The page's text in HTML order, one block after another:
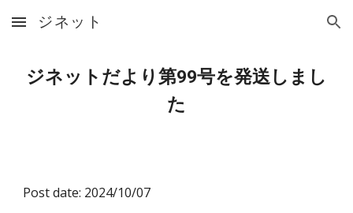
Skip to main content Skip to navigation
ジネット
ジネットだより第99号を発送しまし
た
Post date: 2024/10/07